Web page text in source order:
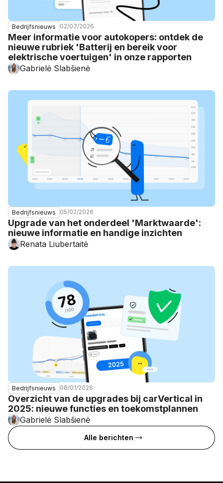
Bedrijfsnieuws 02/07/2026
Meer informatie voor autokopers: ontdek de
nieuwe rubriek 'Batterij en bereik voor
elektrische voertuigen' in onze rapporten
Gabrielė Slabšienė
Bedrijfsnieuws 05/02/2026
Upgrade van het onderdeel 'Marktwaarde':
nieuwe informatie en handige inzichten
Renata Liubertaitė
Bedrijfsnieuws 08/01/2026
Overzicht van de upgrades bij carVertical in
2025: nieuwe functies en toekomstplannen
Gabrielė Slabšienė
Alle berichten